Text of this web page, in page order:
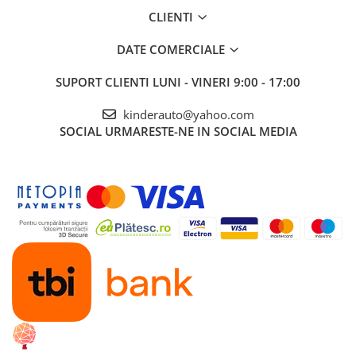
CLIENTI
DATE COMERCIALE
SUPORT CLIENTI LUNI - VINERI 9:00 - 17:00
kinderauto@yahoo.com
SOCIAL URMARESTE-NE IN SOCIAL MEDIA